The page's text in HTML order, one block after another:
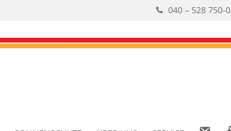
040 – 528 750-0